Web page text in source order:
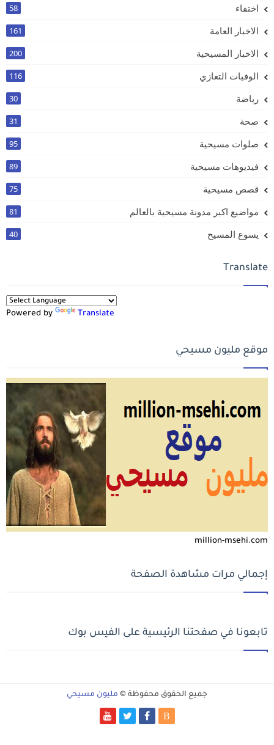
اختفاء 58
الاخبار العامة 161
الاخبار المسيحية 200
الوفيات التعازي 116
رياضة 30
صحة 31
صلوات مسيحية 95
فيديوهات مسيحية 89
قصص مسيحية 75
مواضيع اكبر مدونة مسيحية بالعالم 81
يسوع المسيح 40
Translate
Powered by Translate
موقع مليون مسيحي
million-msehi.com
إجمالي مرات مشاهدة الصفحة
تابعونا في صفحتنا الرئيسية على الفيس بوك
جميع الحقوق محفوظة © مليون مسيحي